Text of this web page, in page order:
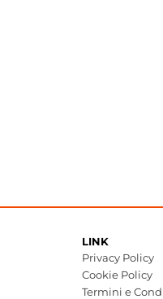
LINK
Privacy Policy
Cookie Policy
Termini e